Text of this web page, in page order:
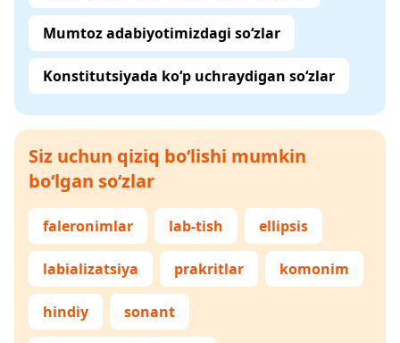
Mumtoz adabiyotimizdagi so‘zlar
Konstitutsiyada ko‘p uchraydigan so‘zlar
Siz uchun qiziq bo‘lishi mumkin
bo‘lgan so‘zlar
faleronimlar lab-tish ellipsis
labializatsiya prakritlar komonim
hindiy sonant